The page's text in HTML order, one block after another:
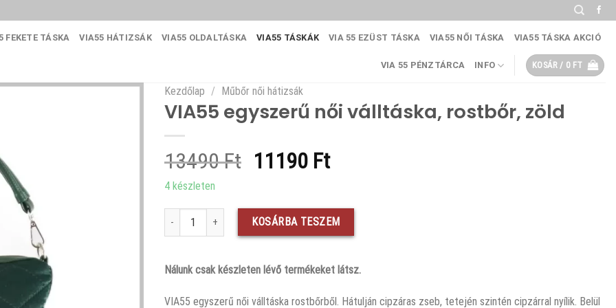
FEKETE TÁSKA VIA55 HÁTIZSÁK VIA55 OLDALTÁSKA VIA55 TÁSKÁK VIA 55 EZÜST TÁSKA VIA55 NŐI TÁSKA VIA55 TÁSKA AKCIÓ
VIA 55 PÉNZTÁRCA INFO KOSÁR / 0 FT
Kezdőlap / Műbőr női hátizsák
VIA55 egyszerű női válltáska, rostbőr, zöld
13490Ft Original
was:
13490 Ft.
11190 FtCurrent
is:
11190 Ft.
4 készleten
VIA55 egyszerű női válltáska, rostbőr, zöld mennyiség
KOSÁRBA TESZEM
Nálunk csak készleten lévő termékeket látsz.
VIA55 egyszerű női válltáska rostbőrből. Hátulján cipzáras zseb, tetején szintén cipzárral nyílik. Belül